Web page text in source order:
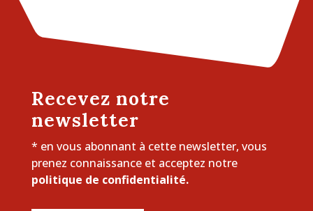
Recevez notre
newsletter
* en vous abonnant à cette newsletter, vous
prenez connaissance et acceptez notre
politique de confidentialité.